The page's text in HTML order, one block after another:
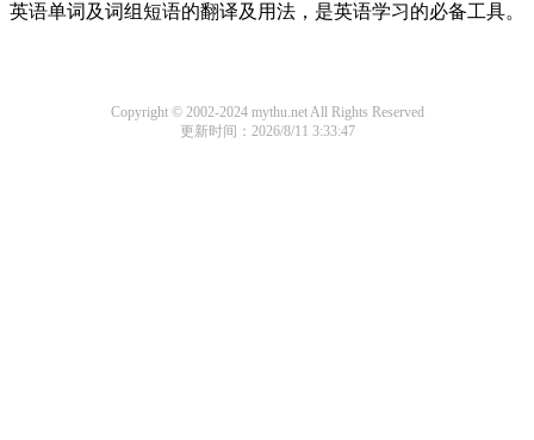
英语单词及词组短语的翻译及用法，是英语学习的必备工具。
Copyright © 2002-2024 mythu.net All Rights Reserved
更新时间：2026/8/11 3:33:47